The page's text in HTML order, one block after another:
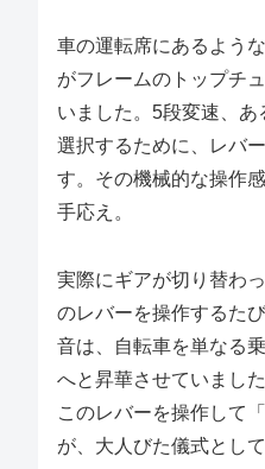
車の運転席にあるよう
がフレームのトップチ
いました。5段変速、
選択するために、レバ
す。その機械的な操作
手応え。
実際にギアが切り替わ
のレバーを操作するた
音は、自転車を単なる
へと昇華させていまし
このレバーを操作して
が、大人びた儀式とし